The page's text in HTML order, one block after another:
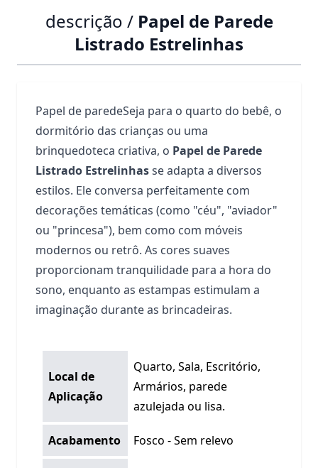
descrição / Papel de Parede
Listrado Estrelinhas
Papel de paredeSeja para o quarto do bebê, o
dormitório das crianças ou uma
brinquedoteca criativa, o Papel de Parede
Listrado Estrelinhasse adapta a diversos
estilos. Ele conversa perfeitamente com
decorações temáticas (como "céu", "aviador"
ou "princesa"), bem como com móveis
modernos ou retrô. As cores suaves
proporcionam tranquilidade para a hora do
sono, enquanto as estampas estimulam a
imaginação durante as brincadeiras.
Local de
Aplicação
Quarto, Sala, Escritório,
Armários, parede
azulejada ou lisa.
Acabamento Fosco - Sem relevo